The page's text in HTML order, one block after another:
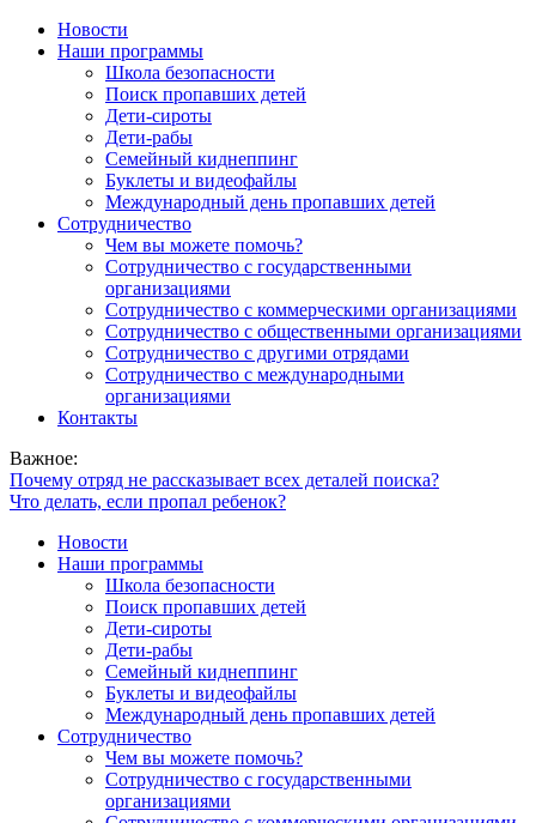
Новости
Наши программы
Школа безопасности
Поиск пропавших детей
Дети-сироты
Дети-рабы
Семейный киднеппинг
Буклеты и видеофайлы
Международный день пропавших детей
Сотрудничество
Чем вы можете помочь?
Сотрудничество с государственными
организациями
Сотрудничество с коммерческими организациями
Сотрудничество с общественными организациями
Сотрудничество с другими отрядами
Сотрудничество с международными
организациями
Контакты
Важное:
Почему отряд не рассказывает всех деталей поиска?
Что делать, если пропал ребенок?
Новости
Наши программы
Школа безопасности
Поиск пропавших детей
Дети-сироты
Дети-рабы
Семейный киднеппинг
Буклеты и видеофайлы
Международный день пропавших детей
Сотрудничество
Чем вы можете помочь?
Сотрудничество с государственными
организациями